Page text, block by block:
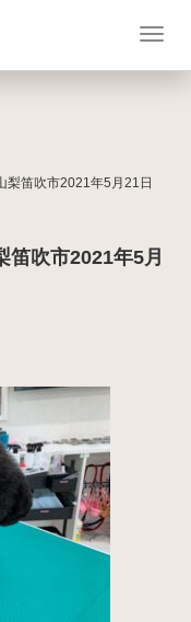
T
i
笛吹市2021年5月21日
吹市2021年5月